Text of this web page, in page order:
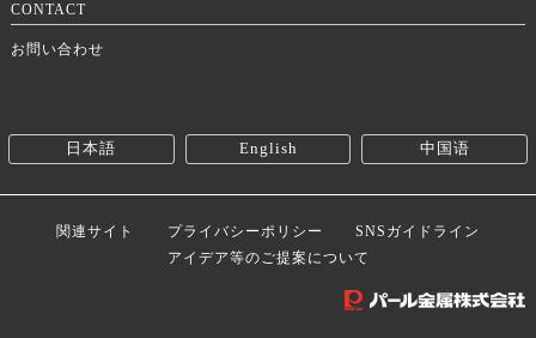
CONTACT
お問い合わせ
日本語 English 中国语
関連サイト プライバシーポリシー
SNSガイドライン
アイデア等のご提案について